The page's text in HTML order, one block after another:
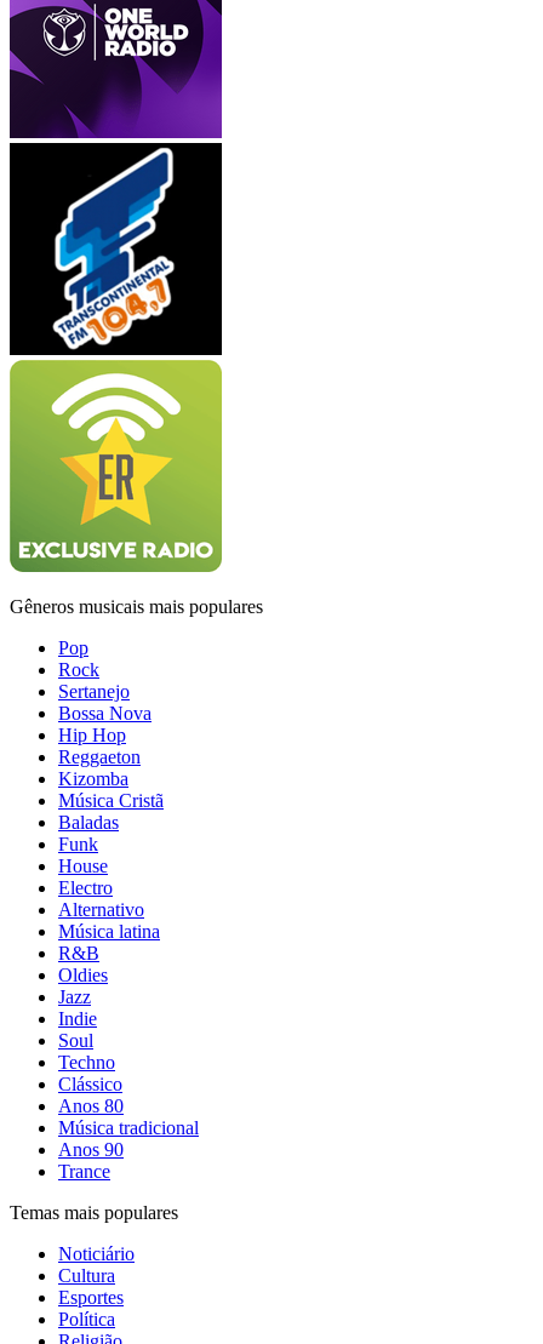
Gêneros musicais mais populares
Pop
Rock
Sertanejo
Bossa Nova
Hip Hop
Reggaeton
Kizomba
Música Cristã
Baladas
Funk
House
Electro
Alternativo
Música latina
R&B
Oldies
Jazz
Indie
Soul
Techno
Clássico
Anos 80
Música tradicional
Anos 90
Trance
Temas mais populares
Noticiário
Cultura
Esportes
Política